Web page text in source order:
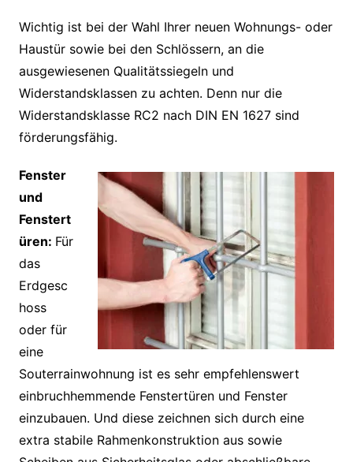
Wichtig ist bei der Wahl Ihrer neuen Wohnungs- oder
Haustür sowie bei den Schlössern, an die
ausgewiesenen Qualitätssiegeln und
Widerstandsklassen zu achten. Denn nur die
Widerstandsklasse RC2 nach DIN EN 1627 sind
förderungsfähig.
Fenster
und
Fenstert
üren: Für
das
Erdgesc
hoss
oder für
eine
Souterrainwohnung ist es sehr empfehlenswert
einbruchhemmende Fenstertüren und Fenster
einzubauen. Und diese zeichnen sich durch eine
extra stabile Rahmenkonstruktion aus sowie